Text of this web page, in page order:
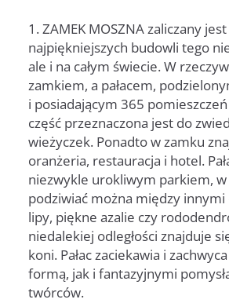
1. ZAMEK MOSZNA zaliczany
najpiękniejszych budowli tego
ale i na całym świecie. W
zamkiem, a pałacem,
i posiadającym 365
część przeznaczona jest do
wieżyczek. Ponadto w zamku
oranżeria, restauracja i hotel.
niezwykle urokliwym parkiem,
podziwiać można między
lipy, piękne azalie czy
niedalekiej odległości znajduje
koni. Pałac zaciekawia i
formą, jak i fantazyjnymi
twórców.